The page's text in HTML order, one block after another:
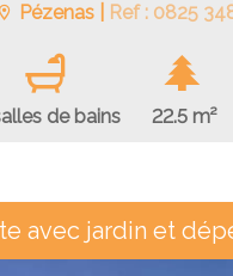
Pézenas | Ref : 0825
de bains 22.5 m²
avec jardin et